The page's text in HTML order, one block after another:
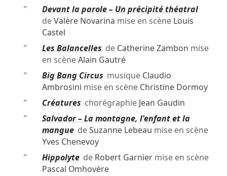
″
Devant la parole – Un précipité théatral
deValère Novarina mise en scène Louis
Castel
″
Les Balancelles de Catherine Zambon mise
en scèneAlain Gautré
″
Big Bang Circus musique Claudio
Ambrosini mise en scène Christine Dormoy
″
Créatures chorégraphie Jean Gaudin
″
Salvador – La montagne, l'enfant et la
manguedeSuzanne Lebeau mise en scène
Yves Chenevoy
″
Hippolytede Robert Garniermise en scène
Pascal Omhovère